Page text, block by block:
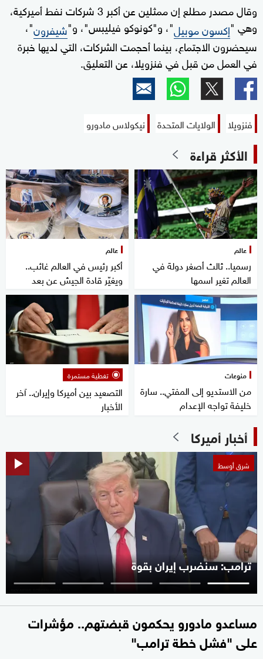
وقال مصدر مطلع إن ممثلين ⁠عن أكبر 3 شركات نفط أميركية،
وهي "إكسون موبيل"، و"كونوكو فيليبس"، و"شيفرون"،
سيحضرون الاجتماع، بينما أحجمت الشركات، التي لديها خبرة
في العمل من قبل في فنزويلا، عن التعليق.
فنزويلا الولايات المتحدة نيكولاس مادورو
الأكثر قراءة
عالم
رسميا.. ثالث أصغر دولة في
العالم تغير اسمها
عالم
أكبر رئيس في العالم غائب..
ويغيّر قادة الجيش عن بعد
منوعات
من الاستديو إلى المفتي.. سارة
خليفة تواجه الإعدام
تغطية مستمرة
التصعيد بين أميركا وإيران.. آخر
الأخبار
أخبار أميركا
شرق أوسط
ترامب: سنضرب إيران بقوة
مساعدو مادورو يحكمون قبضتهم.. مؤشرات
على "فشل خطة ترامب"